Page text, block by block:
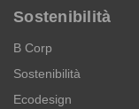
Sostenibilità
B Corp
Sostenibilità
Ecodesign